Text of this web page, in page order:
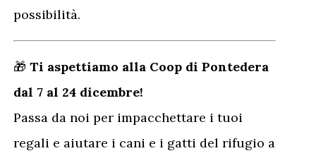
possibilità.
🎁Ti aspettiamo alla Coop di Pontedera
dal 7 al 24 dicembre!
Passa da noi per impacchettare i tuoi
regali e aiutare i cani e i gatti del rifugio a